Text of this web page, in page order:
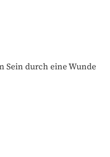
Sein durch eine Wunde